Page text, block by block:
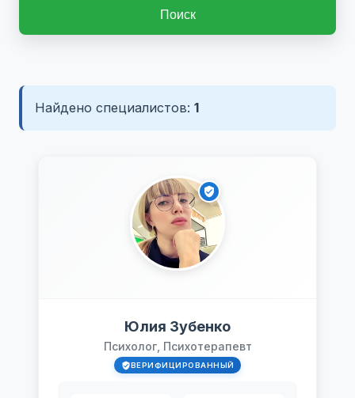
Поиск
Найдено специалистов: 1
Юлия Зубенко
Психолог, Психотерапевт
ВЕРИФИЦИРОВАННЫЙ